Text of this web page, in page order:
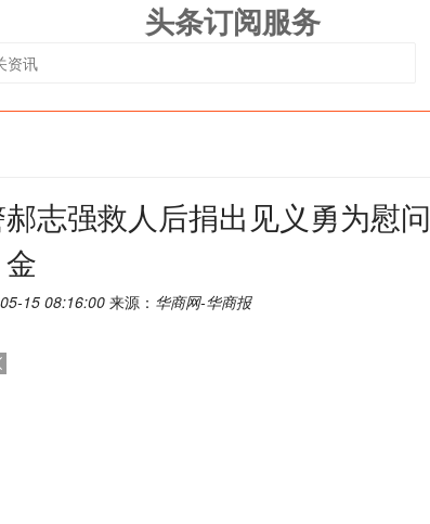
头条订阅服务
志强救人后捐出见义勇为慰问
金
15 08:16:00来源： 华商网-华商报